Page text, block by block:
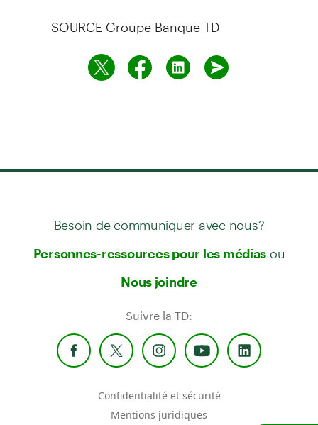
SOURCE Groupe Banque TD
Besoin de communiquer avec nous?
Personnes-ressources pour les médias ou
Nous joindre
Suivre la TD:
Confidentialité et sécurité
Mentions juridiques